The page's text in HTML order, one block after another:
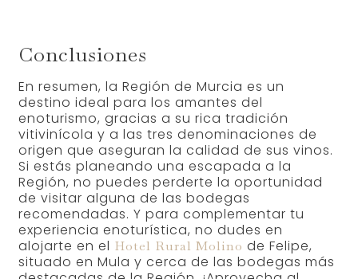
Conclusiones
En resumen, la Región de Murcia es un
destino ideal para los amantes del
enoturismo, gracias a su rica tradición
vitivinícola y a las tres denominaciones de
origen que aseguran la calidad de sus vinos.
Si estás planeando una escapada a la
Región, no puedes perderte la oportunidad
de visitar alguna de las bodegas
recomendadas. Y para complementar tu
experiencia enoturística, no dudes en
alojarte en el Hotel Rural Molino de Felipe,
situado en Mula y cerca de las bodegas más